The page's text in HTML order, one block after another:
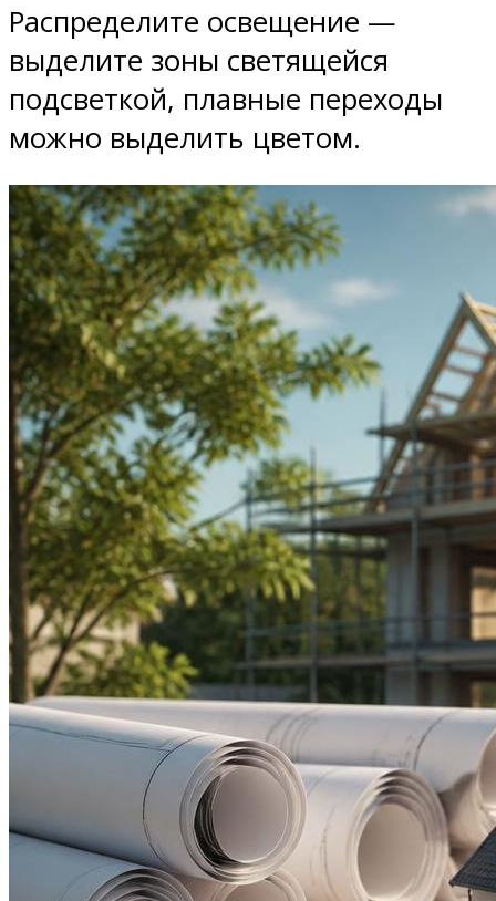
Распределите освещение —
выделите зоны светящейся
подсветкой, плавные переходы
можно выделить цветом.